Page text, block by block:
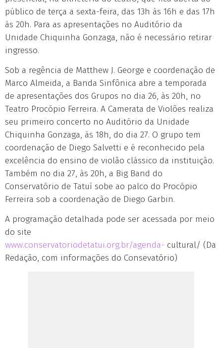
público de terça a sexta-feira, das 13h às 16h e das 17h
às 20h. Para as apresentações no Auditório da
Unidade Chiquinha Gonzaga, não é necessário retirar
ingresso.
Sob a regência de Matthew J. George e coordenação de
Marco Almeida, a Banda Sinfônica abre a temporada
de apresentações dos Grupos no dia 26, às 20h, no
Teatro Procópio Ferreira. A Camerata de Violões realiza
seu primeiro concerto no Auditório da Unidade
Chiquinha Gonzaga, às 18h, do dia 27. O grupo tem
coordenação de Diego Salvetti e é reconhecido pela
excelência do ensino de violão clássico da instituição.
Também no dia 27, às 20h, a Big Band do
Conservatório de Tatuí sobe ao palco do Procópio
Ferreira sob a coordenação de Diego Garbin.
A programação detalhada pode ser acessada por meio
do site
www.conservatoriodetatui.org.br/agenda- cultural/ (Da
Redação, com informações do Consevatório)